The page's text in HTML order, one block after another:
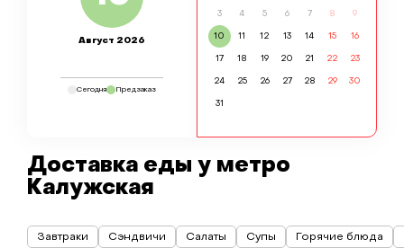
Август 2026
Сегодня Предзаказ
3 4 5 6 7 8 9
10 11 12 13 14 15 16
17 18 19 20 21 22 23
24 25 26 27 28 29 30
31
Доставка еды у метро
Калужская
Завтраки Сэндвичи Салаты Супы Горячие блюда